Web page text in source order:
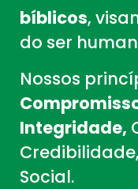
bíblicos,
do ser
Nossos
Integridade,
Social.